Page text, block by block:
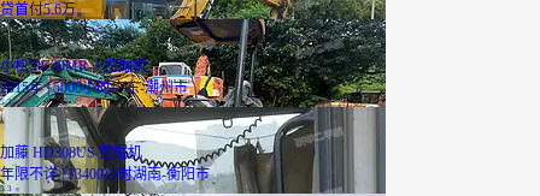
贷首付5.6万
小松 PC30MR-3 挖掘机
2015年 | 5000小时广东-潮州市
5.3万
加藤 HD308US 挖掘机
年限不详 | 13400小时湖南-衡阳市
5.3 万